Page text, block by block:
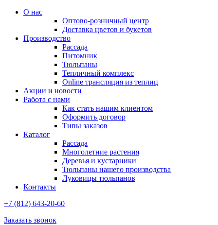
О нас
Оптово-розничный центр
Доставка цветов и букетов
Производство
Рассада
Питомник
Тюльпаны
Тепличный комплекс
Online трансляция из теплиц
Акции и новости
Работа с нами
Как стать нашим клиентом
Оформить договор
Типы заказов
Каталог
Рассада
Многолетние растения
Деревья и кустарники
Тюльпаны нашего производства
Луковицы тюльпанов
Контакты
+7 (812) 643-20-60
Заказать звонок